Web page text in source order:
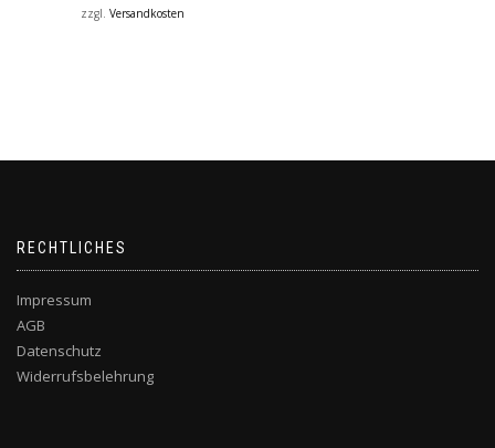
zzgl. Versandkosten
RECHTLICHES
Impressum
AGB
Datenschutz
Widerrufsbelehrung